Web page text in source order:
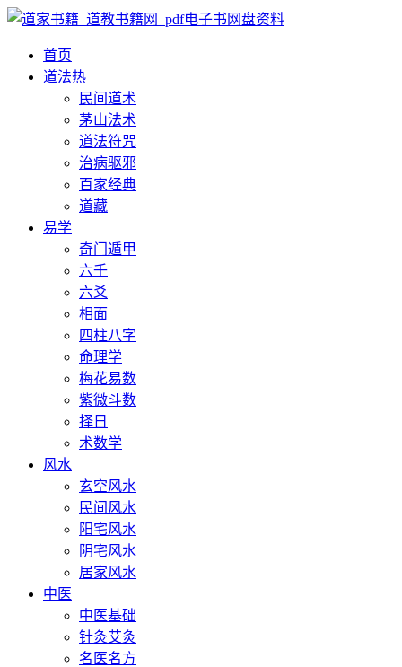
首页
道法热
民间道术
茅山法术
道法符咒
治病驱邪
百家经典
道藏
易学
奇门遁甲
六壬
六爻
相面
四柱八字
命理学
梅花易数
紫微斗数
择日
术数学
风水
玄空风水
民间风水
阳宅风水
阴宅风水
居家风水
中医
中医基础
针灸艾灸
名医名方